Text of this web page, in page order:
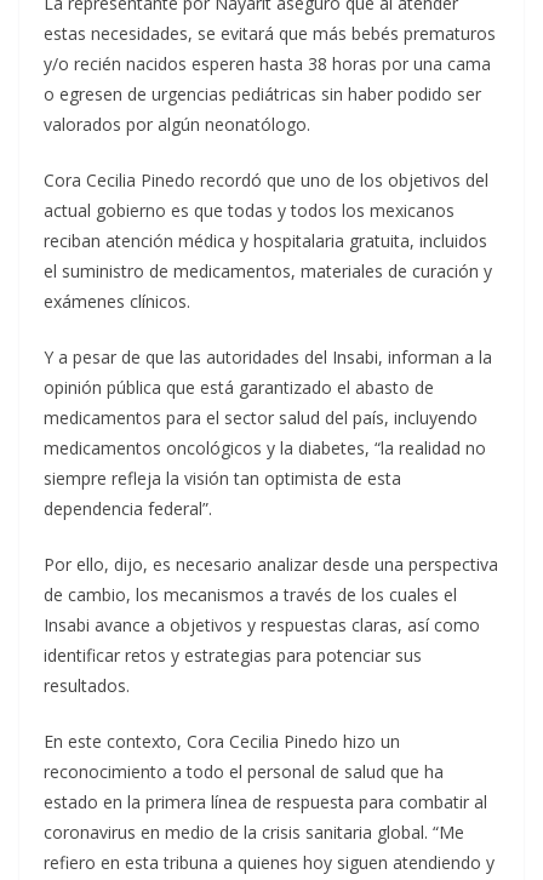
estas necesidades, se evitará que más bebés prematuros
y/o recién nacidos esperen hasta 38 horas por una cama
o egresen de urgencias pediátricas sin haber podido ser
valorados por algún neonatólogo.
Cora Cecilia Pinedo recordó que uno de los objetivos del
actual gobierno es que todas y todos los mexicanos
reciban atención médica y hospitalaria gratuita, incluidos
el suministro de medicamentos, materiales de curación y
exámenes clínicos.
Y a pesar de que las autoridades del Insabi, informan a la
opinión pública que está garantizado el abasto de
medicamentos para el sector salud del país, incluyendo
medicamentos oncológicos y la diabetes, “la realidad no
siempre refleja la visión tan optimista de esta
dependencia federal”.
Por ello, dijo, es necesario analizar desde una perspectiva
de cambio, los mecanismos a través de los cuales el
Insabi avance a objetivos y respuestas claras, así como
identificar retos y estrategias para potenciar sus
resultados.
En este contexto, Cora Cecilia Pinedo hizo un
reconocimiento a todo el personal de salud que ha
estado en la primera línea de respuesta para combatir al
coronavirus en medio de la crisis sanitaria global. “Me
refiero en esta tribuna a quienes hoy siguen atendiendo y